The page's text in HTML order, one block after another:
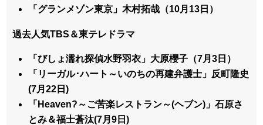
「グランメゾン東京」木村拓哉（10月13日）
過去人気TBS＆東テレドラマ
「びしょ濡れ探偵水野羽衣」大原櫻子（7月3日）
「リーガル･ハート～いのちの再建弁護士」反町隆史
(7月22日)
「Heaven?～ご苦楽レストラン～(ヘブン)」石原さ
とみ＆福士蒼汰(7月9日)